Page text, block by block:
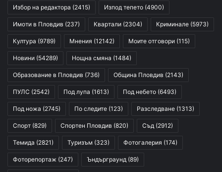
Избор на редактора (2415) Изпод тепето (4900)
Имоти в Пловдив (237) Квартали (2304) Криминале (5973)
Култура (9789) Мнения (12142) Моите отговори (115)
Новини (54289) Нощна смяна (1484)
Образование в Пловдив (736) Община Пловдив (2143)
ПУЛС (2542) Под лупа (1613) Под небето (6493)
Под ножа (2745) По следите (123) Разследване (1313)
Спорт (829) Спортен Пловдив (820) Съд (2912)
Темида (2821) Туризъм (323) Фотогалерия (174)
Фоторепортаж (247) Ъндърграунд (89)